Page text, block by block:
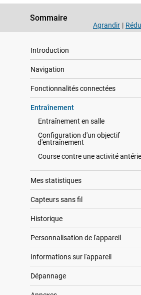
Sommaire
Agrandir |
Introduction
Navigation
Fonctionnalités connectées
Entraînement
Entraînement en salle
Configuration d'un objectif
d'entraînement
Course contre une activité
Mes statistiques
Capteurs sans fil
Historique
Personnalisation de l'appareil
Informations sur l'appareil
Dépannage